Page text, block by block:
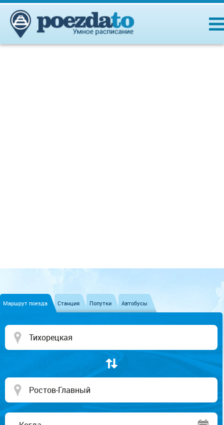
Маршрут поезда Станция Попутки Автобусы